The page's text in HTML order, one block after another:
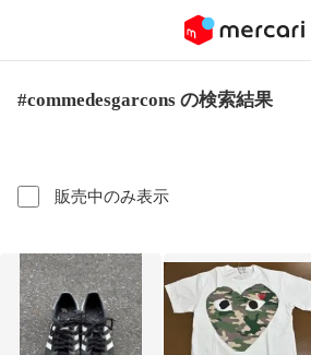
#commedesgarcons の検索結果
販売中のみ表示